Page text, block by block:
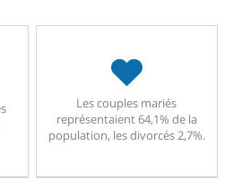
Les couples mariés
représentaient 64,1% de la
population, les divorcés 2,7%.